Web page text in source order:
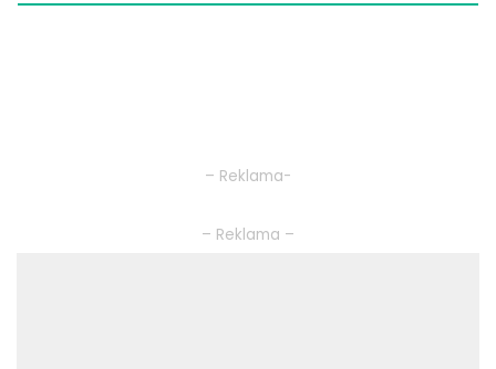
– Reklama-
– Reklama –